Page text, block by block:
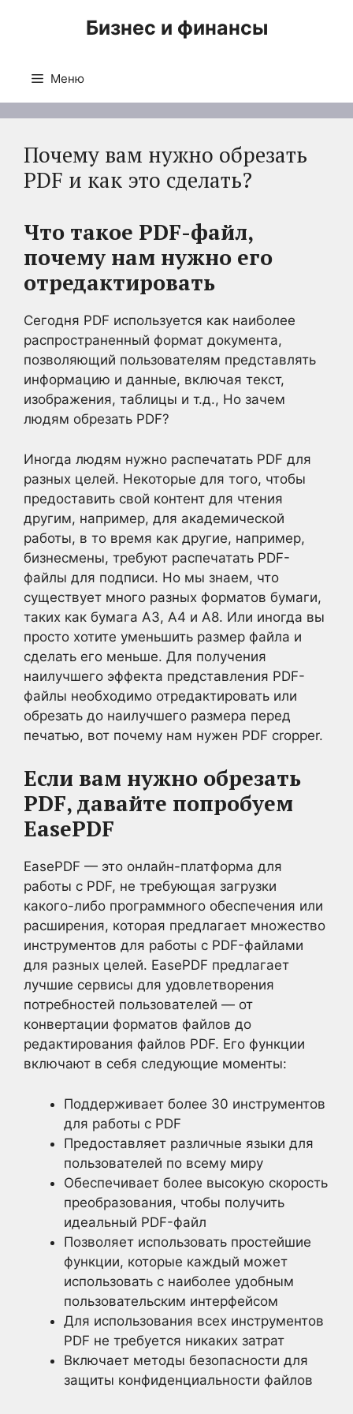
Бизнес и финансы
Меню
Почему вам нужно обрезать
PDF и как это сделать?
Что такое PDF-файл,
почему нам нужно его
отредактировать
Сегодня PDF используется как наиболее
распространенный формат документа,
позволяющий пользователям представлять
информацию и данные, включая текст,
изображения, таблицы и т.д., Но зачем
людям обрезать PDF?
Иногда людям нужно распечатать PDF для
разных целей. Некоторые для того, чтобы
предоставить свой контент для чтения
другим, например, для академической
работы, в то время как другие, например,
бизнесмены, требуют распечатать PDF-
файлы для подписи. Но мы знаем, что
существует много разных форматов бумаги,
таких как бумага A3, A4 и A8. Или иногда вы
просто хотите уменьшить размер файла и
сделать его меньше. Для получения
наилучшего эффекта представления PDF-
файлы необходимо отредактировать или
обрезать до наилучшего размера перед
печатью, вот почему нам нужен PDF cropper.
Если вам нужно обрезать
PDF, давайте попробуем
EasePDF
EasePDF — это онлайн-платформа для
работы с PDF, не требующая загрузки
какого-либо программного обеспечения или
расширения, которая предлагает множество
инструментов для работы с PDF-файлами
для разных целей. EasePDF предлагает
лучшие сервисы для удовлетворения
потребностей пользователей — от
конвертации форматов файлов до
редактирования файлов PDF. Его функции
включают в себя следующие моменты:
Поддерживает более 30 инструментов
для работы с PDF
Предоставляет различные языки для
пользователей по всему миру
Обеспечивает более высокую скорость
преобразования, чтобы получить
идеальный PDF-файл
Позволяет использовать простейшие
функции, которые каждый может
использовать с наиболее удобным
пользовательским интерфейсом
Для использования всех инструментов
PDF не требуется никаких затрат
Включает методы безопасности для
защиты конфиденциальности файлов